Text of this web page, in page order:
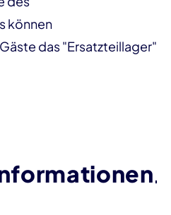
können
das "Ersatzteillager"